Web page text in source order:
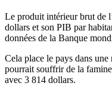
Le produit intérieur brut de
dollars et son PIB par
données de la Banque
Cela place le pays dans
pourrait souffrir de la
avec 3 814 dollars.